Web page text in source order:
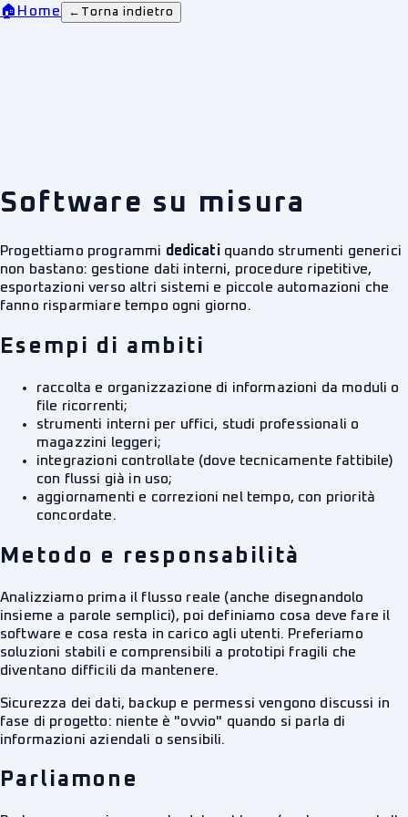
🏠 Home ← Torna indietro
Software su misura
Progettiamo programmi dedicatiquando strumenti generici
non bastano: gestione dati interni, procedure ripetitive,
esportazioni verso altri sistemi e piccole automazioni che
fanno risparmiare tempo ogni giorno.
Esempi di ambiti
raccolta e organizzazione di informazioni da moduli o
file ricorrenti;
strumenti interni per uffici, studi professionali o
magazzini leggeri;
integrazioni controllate (dove tecnicamente fattibile)
con flussi già in uso;
aggiornamenti e correzioni nel tempo, con priorità
concordate.
Metodo e responsabilità
Analizziamo prima il flusso reale (anche disegnandolo
insieme a parole semplici), poi definiamo cosa deve fare il
software e cosa resta in carico agli utenti. Preferiamo
soluzioni stabili e comprensibili a prototipi fragili che
diventano difficili da mantenere.
Sicurezza dei dati, backup e permessi vengono discussi in
fase di progetto: niente è "ovvio" quando si parla di
informazioni aziendali o sensibili.
Parliamone